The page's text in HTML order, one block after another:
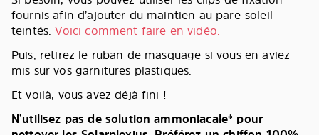
fournis afin d’ajouter du maintien au pare-soleil
teintés.Voici comment faire en vidéo.
Puis, retirez le ruban de masquage si vous en aviez
mis sur vos garnitures plastiques.
Et voilà, vous avez déjà fini !
N’utilisez pas de solution ammoniacale* pour